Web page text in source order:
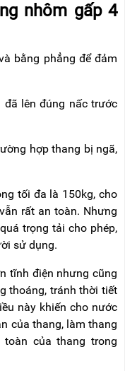
nhôm gấp 4
bằng phẳng để đảm
lên đúng nấc trước
hợp thang bị ngã,
tối đa là 150kg, cho
rất an toàn. Nhưng
trọng tải cho phép,
sử dụng.
tĩnh điện nhưng cũng
thoáng, tránh thời tiết
này khiến cho nước
của thang, làm thang
của thang trong